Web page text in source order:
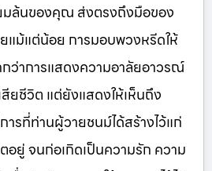
มล้นของคุณ ส่งตรงถึงมือของ
แม้แต่น้อย การมอบพวงหรีดให้
ว่าการแสดงความอาลัยอาวรณ์
ยชีวิต แต่ยังแสดงให้เห็นถึง
รที่ท่านผู้วายชนม์ได้สร้างไว้แก่
อยู่ จนก่อเกิดเป็นความรัก ความ